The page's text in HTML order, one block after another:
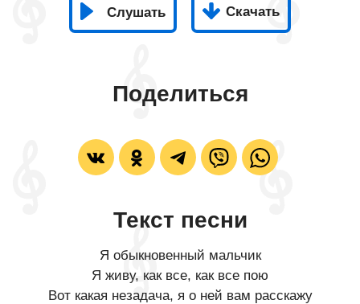
Слушать Скачать
Поделиться
Текст песни
Я обыкновенный мальчик
Я живу, как все, как все пою
Вот какая незадача, я о ней вам расскажу